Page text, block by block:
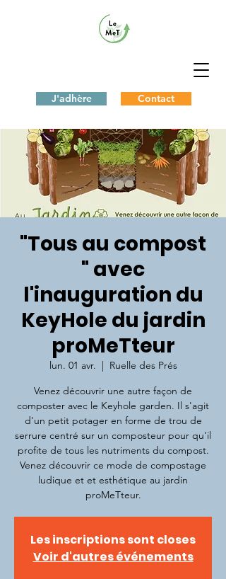
J'adhère Contact
"Tous au compost
" avec
l'inauguration du
KeyHole du jardin
proMeTteur
lun. 01 avr.
  |
Ruelle des Prés
Venez découvrir une autre façon de
composter avec le Keyhole garden. Il s'agit
d'un petit potager en forme de trou de
serrure centré sur un composteur pour qu'il
profite de tous les nutriments du compost.
Venez découvrir ce mode de compostage
ludique et et esthétique au jardin
proMeTteur.
Les inscriptions sont closes
Voir d'autres événements